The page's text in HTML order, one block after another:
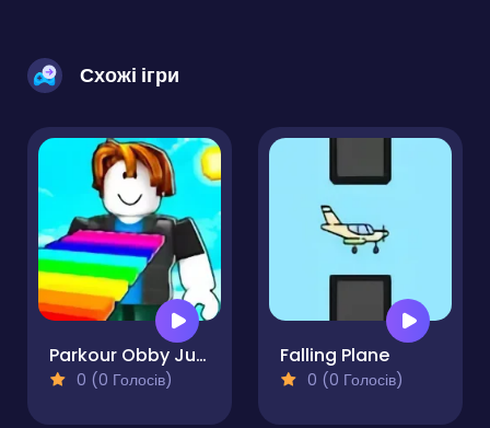
Схожі ігри
Parkour Obby Jump to Victory
0 (0 Голосів)
Falling Plane
0 (0 Голосів)